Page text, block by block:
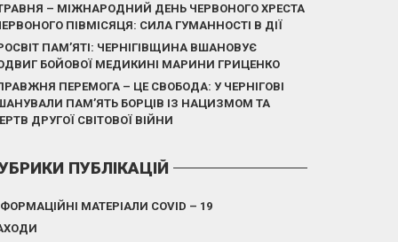
– МІЖНАРОДНИЙ ДЕНЬ ЧЕРВОНОГО ХРЕСТА
ПІВМІСЯЦЯ: СИЛА ГУМАННОСТІ В ДІЇ
ПАМ’ЯТІ: ЧЕРНІГІВЩИНА ВШАНОВУЄ
БОЙОВОЇ МЕДИКИНІ МАРИНИ ГРИЦЕНКО
ПЕРЕМОГА – ЦЕ СВОБОДА: У ЧЕРНІГОВІ
ПАМ’ЯТЬ БОРЦІВ ІЗ НАЦИЗМОМ ТА
ДРУГОЇ СВІТОВОЇ ВІЙНИ
ПУБЛІКАЦІЙ
МАТЕРІАЛИ COVID – 19